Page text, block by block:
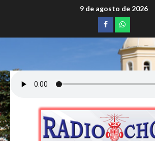
9 de agosto de 2026
Facebookwhatsapp